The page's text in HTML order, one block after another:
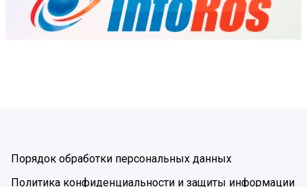
Порядок обработки персональных данных
Политика конфиденциальности и защиты информации